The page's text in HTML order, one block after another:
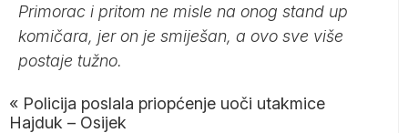
Primorac i pritom ne misle na onog stand up
komičara, jer on je smiješan, a ovo sve više
postaje tužno.
« Policija poslala priopćenje uoči utakmice
Hajduk – Osijek